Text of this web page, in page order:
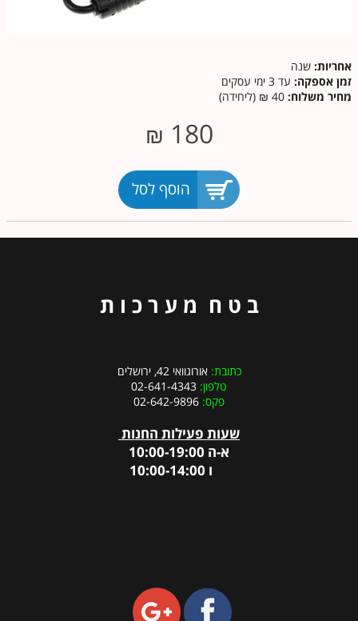
אחריות: שנה
זמן אספקה: עד 3 ימי עסקים
מחיר משלוח: 40 ₪ (ליחידה)
180
₪
הוסף לסל
ב ט ח מ ע ר כ ו ת
כתובת:אורוגוואי 42, ירושלים
טלפון: 02-641-4343
פקס:
שעות פעילות החנות
א-ה 10:00-19:00
ו 10:00-14:00